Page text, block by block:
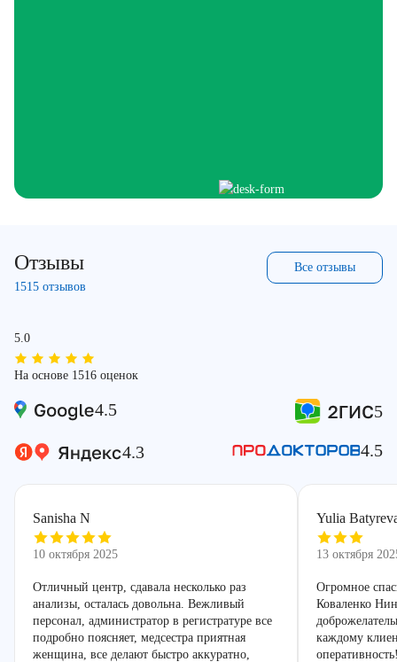
Отзывы
1515 отзывов
Все отзывы
5.0
На основе 1516 оценок
4.5 5
4.3 4.5
Sanisha N
10 октября 2025
Отличный центр, сдавала несколько раз
анализы, осталась довольна. Вежливый
персонал, администратор в регистратуре все
подробно поясняет, медсестра приятная
женщина, все делают быстро аккуратно,
Yulia
13 октября
Огромное
Коваленко
каждому